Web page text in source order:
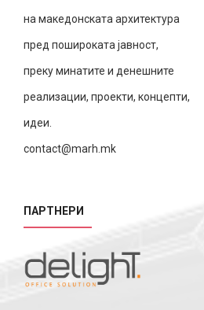
на македонската архитектура
пред пошироката јавност,
преку минатите и денешните
реализации, проекти, концепти,
идеи.
contact@marh.mk
ПАРТНЕРИ